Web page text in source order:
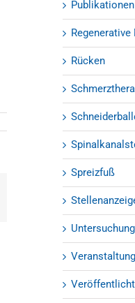
Publikationen
Regenerative
Rücken
Spreizfuß